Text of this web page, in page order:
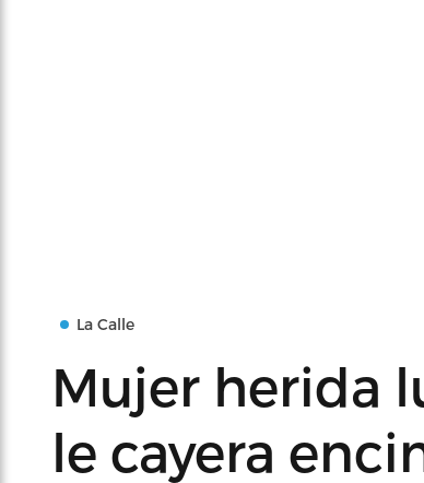
La Calle
Mujer herida
le cayera